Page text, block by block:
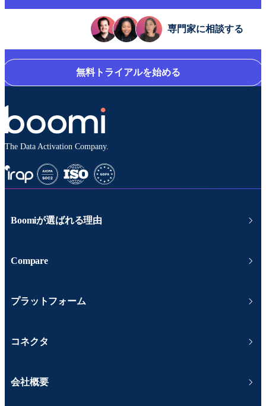
専門家に相談する
無料トライアルを始める
The Data Activation Company.
Boomiが選ばれる理由
Compare
プラットフォーム
コネクタ
会社概要